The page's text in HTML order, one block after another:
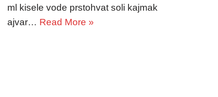
ml kisele vode prstohvat soli kajmak
ajvar… Read More »